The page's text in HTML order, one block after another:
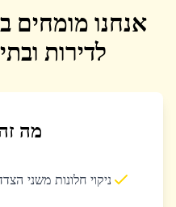
אנחנו מומחים
לדירות
מה
ניקוי חלונות משני